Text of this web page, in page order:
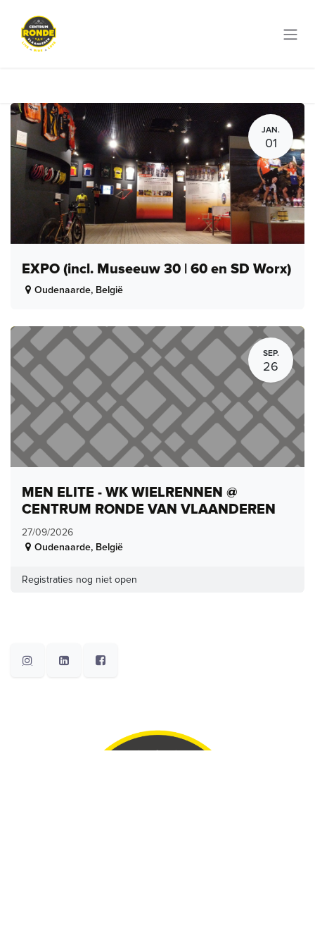
JAN.
01
EXPO (incl. Museeuw 30 | 60 en SD Worx)
Oudenaarde, België
SEP.
26
MEN ELITE - WK WIELRENNEN @
CENTRUM RONDE VAN VLAANDEREN
27/09/2026
Oudenaarde, België
Registraties nog niet open